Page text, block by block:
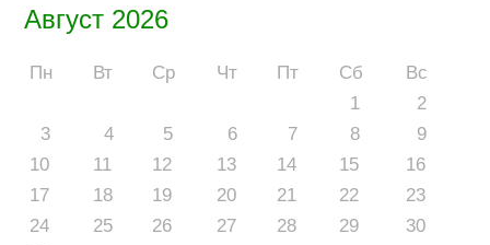
Август 2026
Пн Вт Ср Чт Пт Сб
Вс
1
2
3
4 5 6 7 8
9
10
11 12 13 14 15
16
17
18 19 20 21 22
23
24
25 26 27 28 29
30